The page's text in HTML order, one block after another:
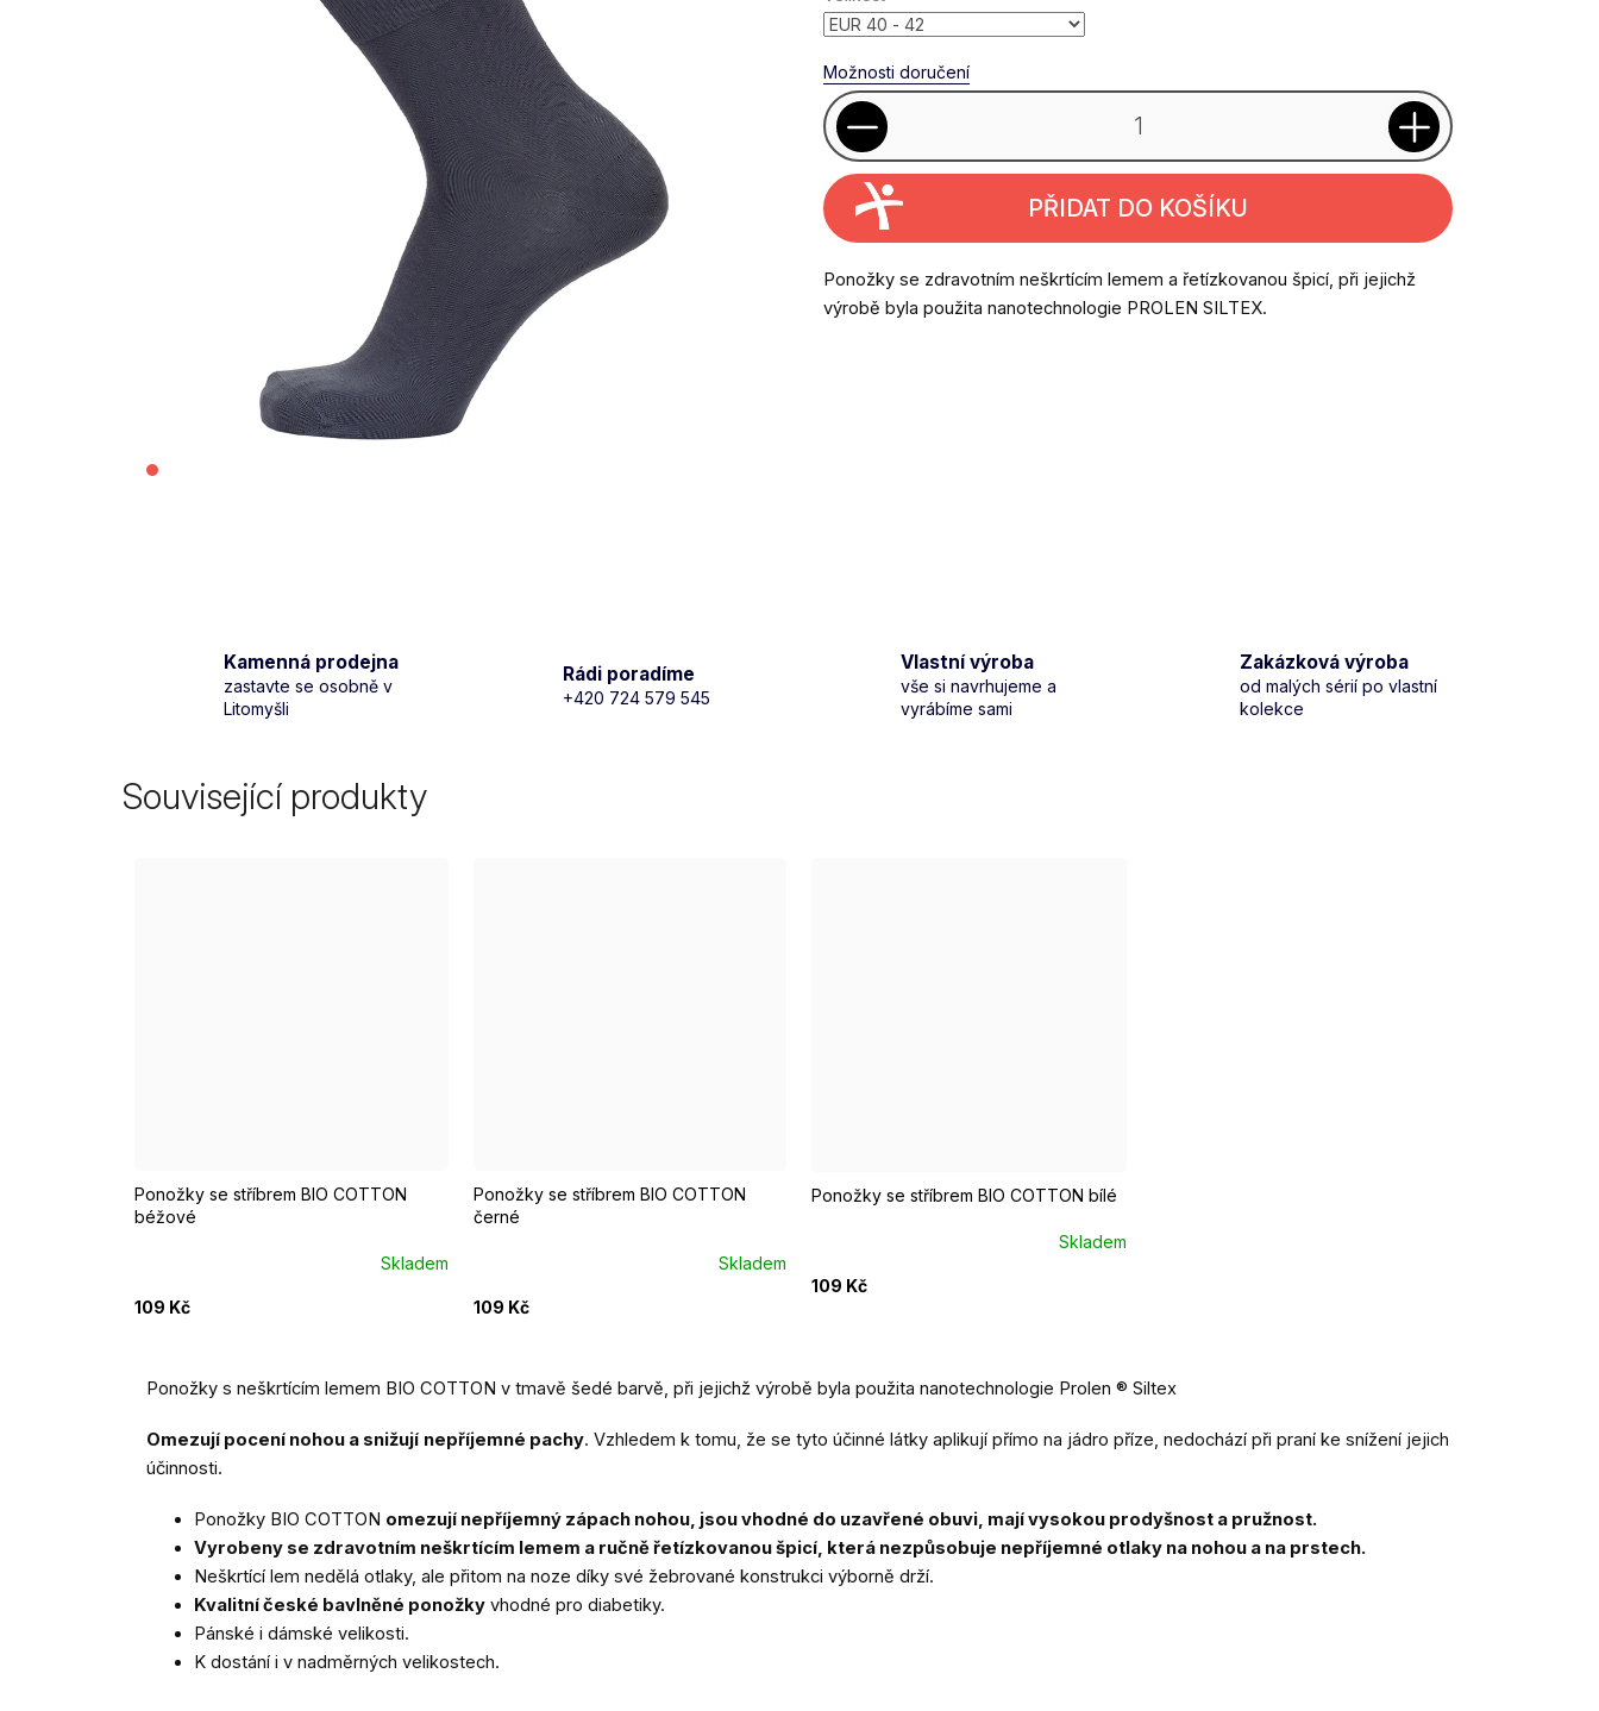
Možnosti doručení
PŘIDAT DO KOŠÍKU
Ponožky se zdravotním neškrtícím lemem a řetízkovanou špicí, při jejichž
výrobě byla použita nanotechnologie PROLEN SILTEX.
Kamenná prodejna
zastavte se osobně v
Litomyšli
Rádi poradíme
+420 724 579 545
Vlastní výroba
vše si navrhujeme a
vyrábíme sami
Zakázková výroba
od malých sérií po vlastní
kolekce
Související produkty
Ponožky se stříbrem BIO COTTON
béžové
Skladem
109 Kč
Ponožky se stříbrem BIO COTTON
černé
Skladem
109 Kč
Ponožky se stříbrem BIO COTTON bílé
Skladem
109 Kč
Ponožky s neškrtícím lemem BIO COTTON v tmavě šedé barvě, při jejichž výrobě byla použita nanotechnologie Prolen ® Siltex
Omezují pocení nohou a snižují nepříjemné pachy. Vzhledem k tomu, že se tyto účinné látky aplikují přímo na jádro příze, nedochází při praní ke snížení jejich
účinnosti.
Ponožky BIO COTTON omezují nepříjemný zápach nohou, jsou vhodné do uzavřené obuvi, mají vysokou prodyšnost a pružnost.
Vyrobeny se zdravotním neškrtícím lemem a ručně řetízkovanou špicí, která nezpůsobuje nepříjemné otlaky na nohou a na prstech.
Neškrtící lem nedělá otlaky, ale přitom na noze díky své žebrované konstrukci výborně drží.
Kvalitní české bavlněné ponožky vhodné pro diabetiky.
Pánské i dámské velikosti.
K dostání i v nadměrných velikostech.